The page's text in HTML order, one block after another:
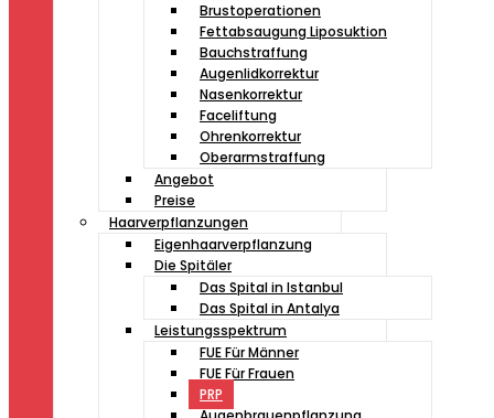
Brustoperationen
Fettabsaugung Liposuktion
Bauchstraffung
Augenlidkorrektur
Nasenkorrektur
Faceliftung
Ohrenkorrektur
Oberarmstraffung
Angebot
Preise
Haarverpflanzungen
Eigenhaarverpflanzung
Die Spitäler
Das Spital in Istanbul
Das Spital in Antalya
Leistungsspektrum
FUE Für Männer
FUE Für Frauen
PRP